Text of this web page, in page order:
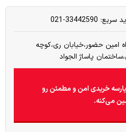
021
امین حضور،خیابان ری،کوچه
پاساژ الجواد
خریدی امن و مطمئن رو
می‌کنه.